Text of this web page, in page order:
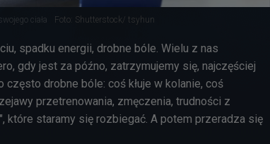
ciała Foto: Shutterstock/ tsyhun
spadku energii, drobne bóle. Wielu z nas
gdy jest za późno, zatrzymujemy się, najczęściej
często drobne bóle: coś kłuje w kolanie, coś
przetrenowania, zmęczenia, trudności z
które staramy się rozbiegać. A potem przeradza się